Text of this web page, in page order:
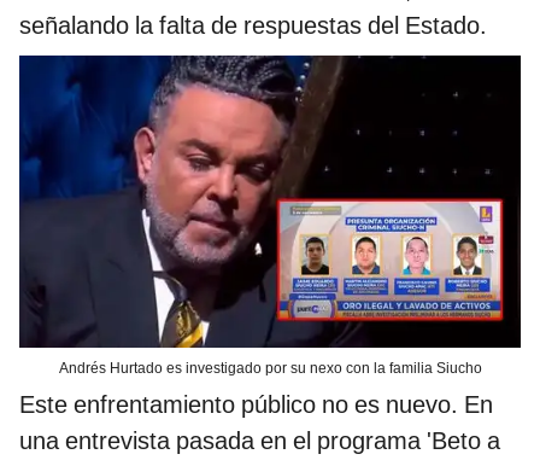
señalando la falta de respuestas del Estado.
Andrés Hurtado es investigado por su nexo con la familia Siucho
Este enfrentamiento público no es nuevo. En
una entrevista pasada en el programa 'Beto a